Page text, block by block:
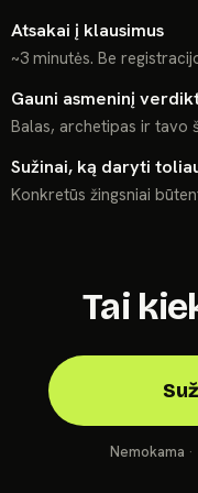
Atsakai į klausimus
~3 minutės. Be
Gauni asmeninį
Balas, archetipas ir
Sužinai, ką daryti
Konkretūs žingsniai
Tai
Nemokama